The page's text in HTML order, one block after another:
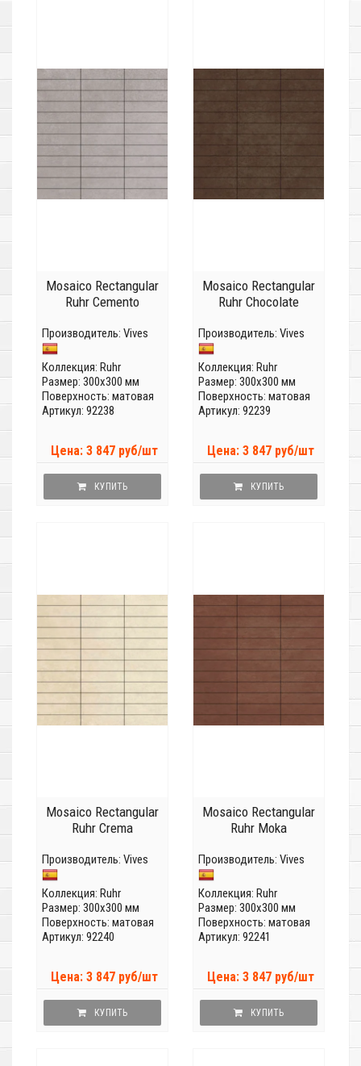
Mosaico Rectangular
Ruhr Cemento
Производитель: Vives
Коллекция: Ruhr
Размер: 300x300 мм
Поверхность: матовая
Артикул: 92238
Цена: 3 847 руб/шт
КУПИТЬ
Mosaico Rectangular
Ruhr Chocolate
Производитель: Vives
Коллекция: Ruhr
Размер: 300x300 мм
Поверхность: матовая
Артикул: 92239
Цена: 3 847 руб/шт
КУПИТЬ
Mosaico Rectangular
Ruhr Crema
Производитель: Vives
Коллекция: Ruhr
Размер: 300x300 мм
Поверхность: матовая
Артикул: 92240
Цена: 3 847 руб/шт
КУПИТЬ
Mosaico Rectangular
Ruhr Moka
Производитель: Vives
Коллекция: Ruhr
Размер: 300x300 мм
Поверхность: матовая
Артикул: 92241
Цена: 3 847 руб/шт
КУПИТЬ